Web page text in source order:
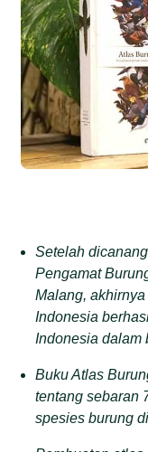
Setelah
Pengamat
Malang,
Indonesia
Indonesia dalam
Buku Atlas
tentang sebaran
spesies burung